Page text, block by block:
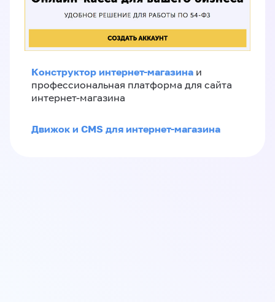
Конструктор интернет-магазина и
профессиональная платформа для сайта
интернет-магазина
Движок и CMS для интернет-магазина